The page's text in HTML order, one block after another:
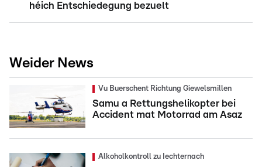
héich Entschiedegung bezuelt
Weider News
Vu Buerschent Richtung Giewelsmillen
Samu a Rettungshelikopter bei
Accident mat Motorrad am Asaz
Alkoholkontroll zu Iechternach